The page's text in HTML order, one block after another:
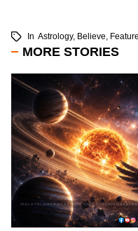
In Astrology, Believe,
MORE STORIES